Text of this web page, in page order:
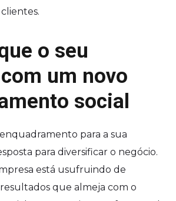
o seu
um novo
social
para a sua
para diversificar o negócio.
está usufruindo de
que almeja com o